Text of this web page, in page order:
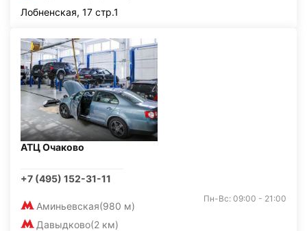
Лобненская, 17 стр.1
АТЦ Очаково
+7 (495) 152-31-11
Аминьевская(980 м)
Давыдково(2 км)
Пн-Вс: 09:00 - 21:00